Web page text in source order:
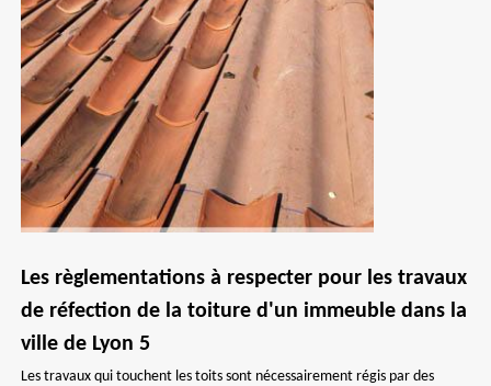
Les règlementations à respecter pour les travaux
de réfection de la toiture d'un immeuble dans la
ville de Lyon 5
Les travaux qui touchent les toits sont nécessairement régis par des